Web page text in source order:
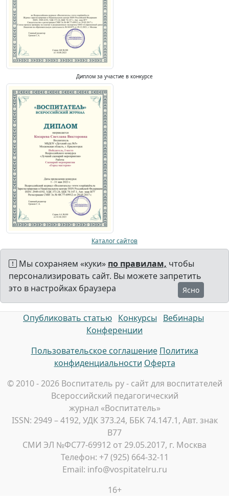
Диплом за участие в конкурсе
Каталог сайтов
Мы сохраняем «куки» по правилам, чтобы
персонализировать сайт. Вы можете запретить
это в настройках браузера
Ясно
Опубликовать статью Конкурсы
Вебинары
Конференции
Пользовательское соглашение Политика
конфиденциальности Оферта
© 2010 - 2026 Воспитатель ру - сайт для воспитателей
Всероссийский педагогический
журнал «Воспитатель»
ISSN: 2949 – 4192, УДК 373.24, ББК 74.147.1, Авт. знак
В77
СМИ ЭЛ №ФС77-69912 от 29.05.2017, г. Москва
Телефон: +7 (925) 664-32-11
Email: info@vospitatelru.ru
16+